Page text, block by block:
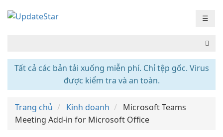
☰
Tất cả các bản tải xuống miễn phí. Chỉ tệp gốc. Virus
được kiểm tra và an toàn.
Trang chủ Kinh doanh
Microsoft Teams
Meeting Add-in for Microsoft Office